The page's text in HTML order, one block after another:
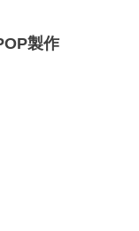
製作